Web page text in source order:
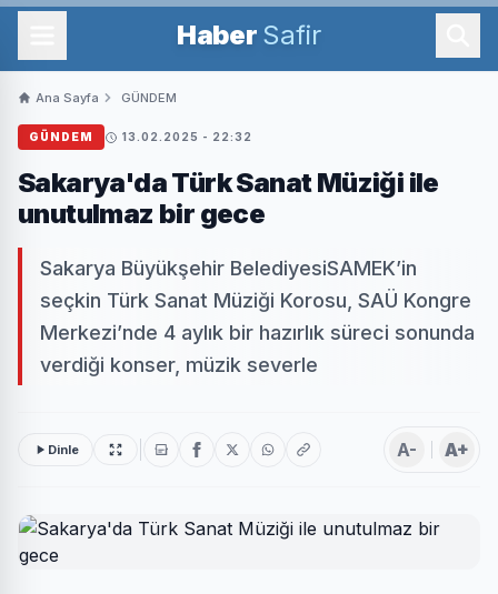
Haber Safir
Ana Sayfa GÜNDEM
GÜNDEM 13.02.2025 - 22:32
Sakarya'da Türk Sanat Müziği ile
unutulmaz bir gece
Sakarya Büyükşehir BelediyesiSAMEK’in
seçkin Türk Sanat Müziği Korosu, SAÜ Kongre
Merkezi’nde 4 aylık bir hazırlık süreci sonunda
verdiği konser, müzik severle
Dinle A- A+